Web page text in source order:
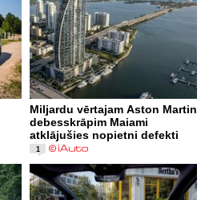
Miljardu vērtajam Aston Martin
debesskrāpim Maiami
atklājušies nopietni defekti
1